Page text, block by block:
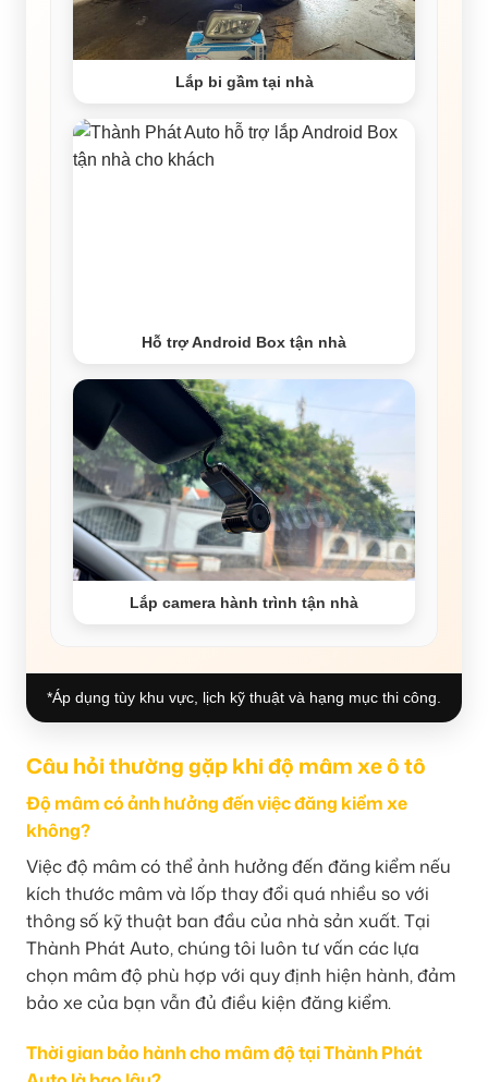
Lắp bi gầm tại nhà
Hỗ trợ Android Box tận nhà
Lắp camera hành trình tận nhà
*Áp dụng tùy khu vực, lịch kỹ thuật và hạng mục thi công.
Câu hỏi thường gặp khi độ mâm xe ô tô
Độ mâm có ảnh hưởng đến việc đăng kiểm xe
không?
Việc độ mâm có thể ảnh hưởng đến đăng kiểm nếu
kích thước mâm và lốp thay đổi quá nhiều so với
thông số kỹ thuật ban đầu của nhà sản xuất. Tại
Thành Phát Auto, chúng tôi luôn tư vấn các lựa
chọn mâm độ phù hợp với quy định hiện hành, đảm
bảo xe của bạn vẫn đủ điều kiện đăng kiểm.
Thời gian bảo hành cho mâm độ tại Thành Phát